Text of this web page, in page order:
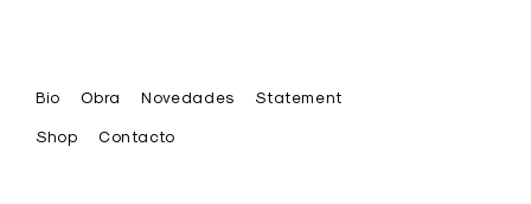
Bio Obra Novedades Statement
Shop Contacto